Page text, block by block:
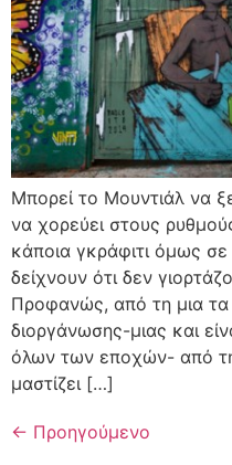
Μπορεί το Μουντιάλ να
να χορεύει στους
κάποια γκράφιτι όμως
δείχνουν ότι δεν
Προφανώς, από τη μια
διοργάνωσης-μιας και
όλων των εποχών- από
μαστίζει […]
← Προηγούμενο